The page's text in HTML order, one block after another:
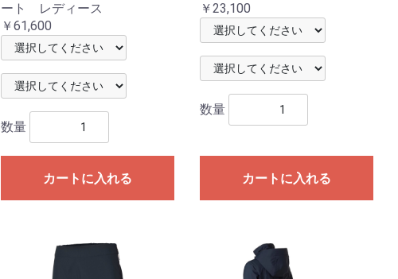
ート レディース
￥61,600
数量
カートに入れる
￥23,100
数量
カートに入れる